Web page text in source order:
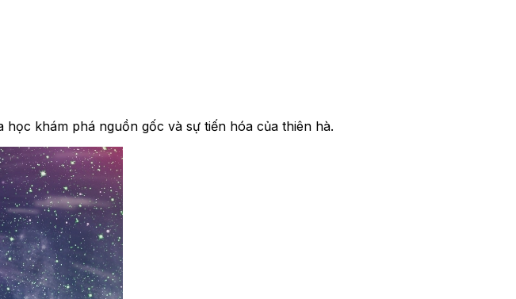
khám phá nguồn gốc và sự tiến hóa của thiên hà.